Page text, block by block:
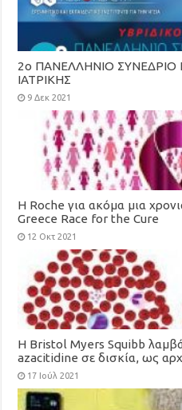
2ο ΠΑΝΕΛΛΗΝΙΟ
ΙΑΤΡΙΚΗΣ
9 Δεκ 2021
H Roche για ακόμα μια
Greece Race for the Cure
12 Οκτ 2021
Η Bristol Myers Squibb
azacitidine σε δισκία, ως
για ενήλικες με οξεία
17 Ιούλ 2021